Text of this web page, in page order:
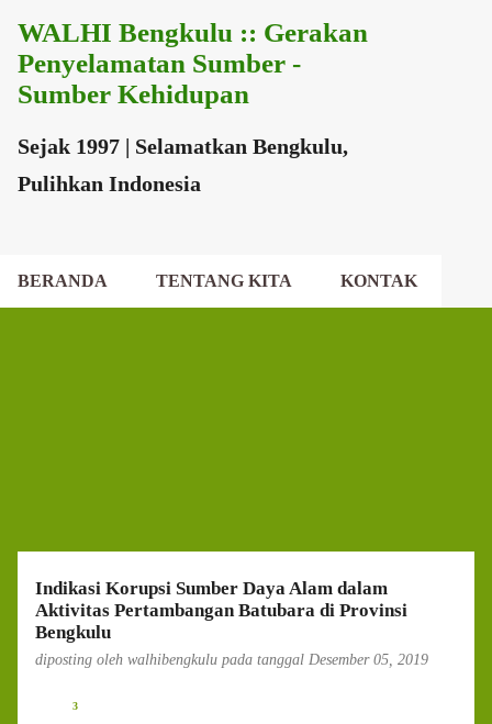
Langsung ke konten utama
WALHI Bengkulu :: Gerakan
Penyelamatan Sumber -
Sumber Kehidupan
Sejak 1997 | Selamatkan Bengkulu,
Pulihkan Indonesia
BERANDA TENTANG KITA KONTAK
Indikasi Korupsi Sumber Daya Alam dalam
Aktivitas Pertambangan Batubara di Provinsi
Bengkulu
diposting oleh walhibengkulu pada tanggal Desember 05, 2019
3